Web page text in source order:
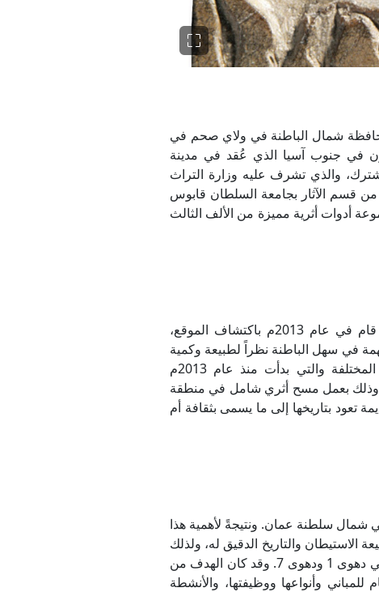
شمال الباطنة في ولاي صحم في
في جنوب آسيا الذي عُقد في مدينة
والذي تشرف عليه وزارة التراث
من قسم الآثار بجامعة السلطان قابوس
أدوات أثرية مميزة من الألف الثالث
وعن أهمية موقع دهوى الأثري يحدثنا البروفسور ناصر الجهوري، والذي قام في عام 2013م باكتشاف الموقع،
في سهل الباطنة نظراً لطبيعة وكمية
المكتشفات الأثرية التي تم الكشف عنها أثناء مواسم المسح والتنقيب المختلفة والتي بدأت منذ عام 2013م
أعماله الميدانية وذلك بعمل مسح أثري شامل في منطقة
بتاريخها إلى ما يسمى بثقافة أم
شمال سلطنة عمان. ونتيجةً لأهمية هذا
الاستيطان والتاريخ الدقيق له، ولذلك
قام القسم بإجراء ستة مواسم من التنقيب الأثري تركزت جميعها في موقعي دهوى 1 ودهوى 7. وقد كان الهدف من
وأنواعها ووظيفتها، والأنشطة